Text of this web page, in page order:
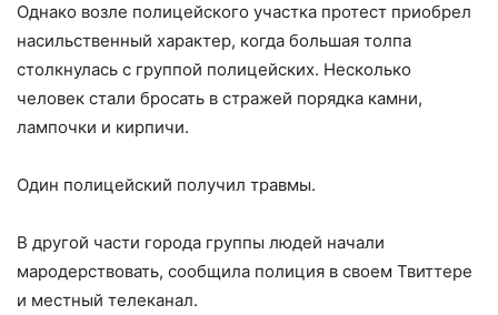
Однако возле полицейского участка протест приобрел
насильственный характер, когда большая толпа
столкнулась с группой полицейских. Несколько
человек стали бросать в стражей порядка камни,
лампочки и кирпичи.
Один полицейский получил травмы.
В другой части города группы людей начали
мародерствовать, сообщила полиция в своем Твиттере
и местный телеканал.